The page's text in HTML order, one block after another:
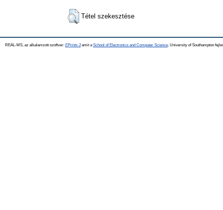
Tétel szekesztése
REAL-MS, az alkalamzott szoftver: EPrints 3amit a School of Electronics and Computer Science , University of Southampton